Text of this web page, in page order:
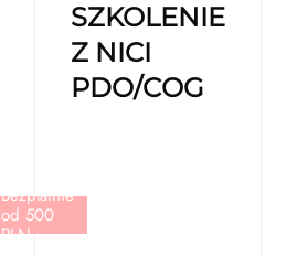
Bezpłatnie
od 500
PLN
SZKOLENIE
Z NICI
PDO/COG